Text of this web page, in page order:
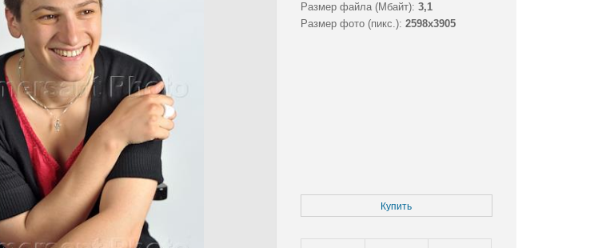
Размер файла (Мбайт): 3,1
Размер фото (пикс.): 2598x3905
Купить